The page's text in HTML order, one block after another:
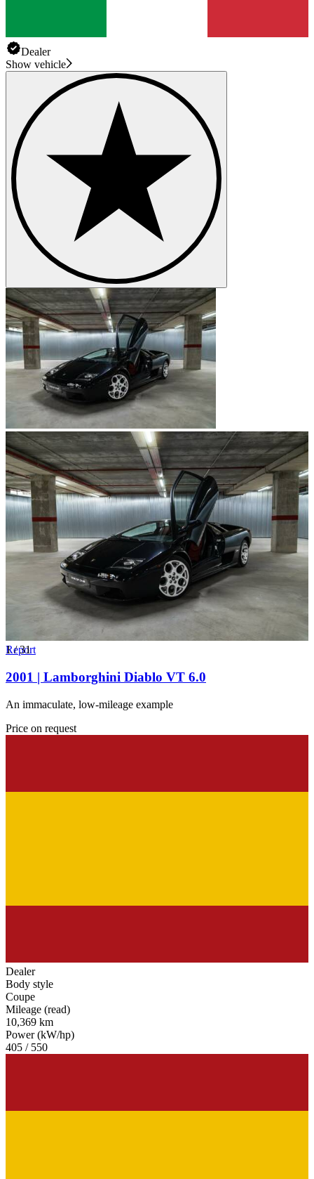
Dealer
Show vehicle
1/31
Report
2001 | Lamborghini Diablo VT 6.0
An immaculate, low-mileage example
Price on request
Dealer
Body style
Coupe
Mileage (read)
10,369 km
Power (kW/hp)
405 / 550